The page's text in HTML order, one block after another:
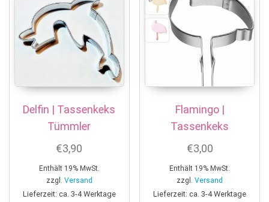
Delfin | Tassenkeks
Tümmler
€3,90
Enthält 19% MwSt.
zzgl. Versand
Lieferzeit: ca. 3-4 Werktage
Flamingo |
Tassenkeks
€3,00
Enthält 19% MwSt.
zzgl.Versand
Lieferzeit: ca. 3-4 Werktage